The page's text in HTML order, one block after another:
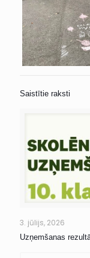
Saistītie raksti
3. jūlijs, 2026
Uzņemšanas